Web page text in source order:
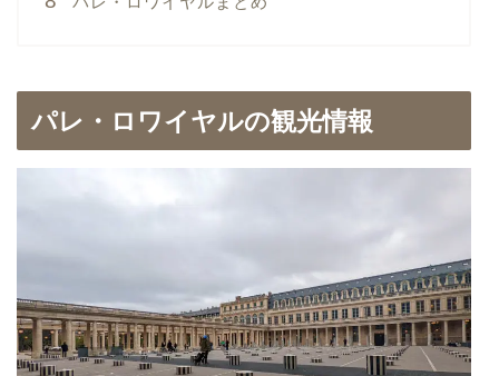
パレ・ロワイヤルの観光情報